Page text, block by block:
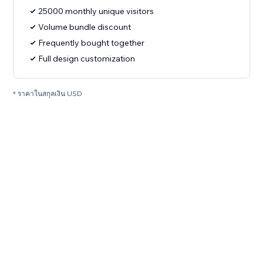
25000 monthly unique visitors
Volume bundle discount
Frequently bought together
Full design customization
* ราคาในสกุลเงิน USD